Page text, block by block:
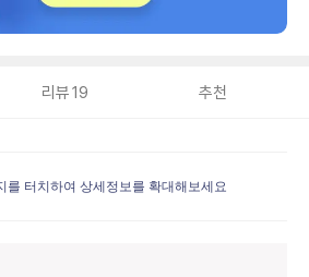
리뷰19 추천
를 터치하여 상세정보를 확대해보세요